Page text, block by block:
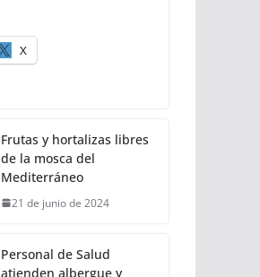
X
Frutas y hortalizas libres
de la mosca del
Mediterráneo
21 de junio de 2024
Personal de Salud
atienden albergue y